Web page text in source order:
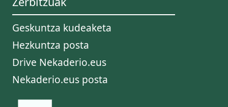
Geskuntza kudeaketa
Hezkuntza posta
Drive Nekaderio.eus
Nekaderio.eus posta